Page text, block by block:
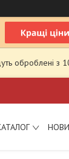
оброблені